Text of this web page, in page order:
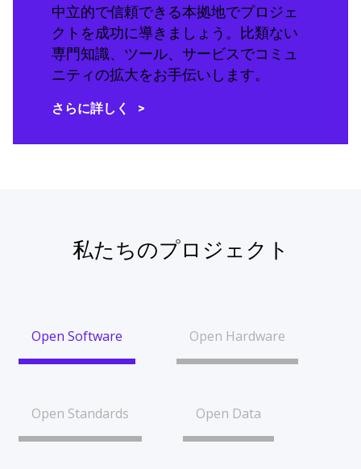
中立的で信頼できる本拠地でプロジェ
クトを成功に導きましょう。比類ない
専門知識、ツール、サービスでコミュ
ニティの拡大をお手伝いします。
さらに詳しく
私たちのプロジェクト
Open Software Open Hardware
Open Standards Open Data